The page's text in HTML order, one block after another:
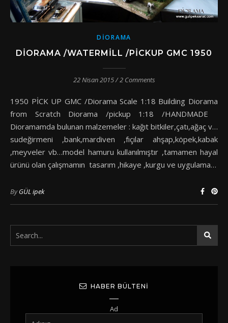
DIORAMA
DIORAMA /WATERMILL /PICKUP GMC 1950
22 Nisan 2015/2 Comments
1950 PİCK UP GMC /Diorama Scale 1:18 Building Diorama
from Scratch Diorama /pickup 1:18 /HANDMADE
Dioramamda bulunan malzemeler : kağıt bitkiler,çatı,ağaç v…
sudeğirmeni ,bank,mardiven ,fıçılar ahşap,köpek,kabak
,meyveler vb…model hamuru kullanılmıştır ,tamamen hayal
ürünü olan çalışmamın tasarım ,hikaye ,kurgu ve uygulama…
ByGÜL ipek
HABER BÜLTENI
Ad